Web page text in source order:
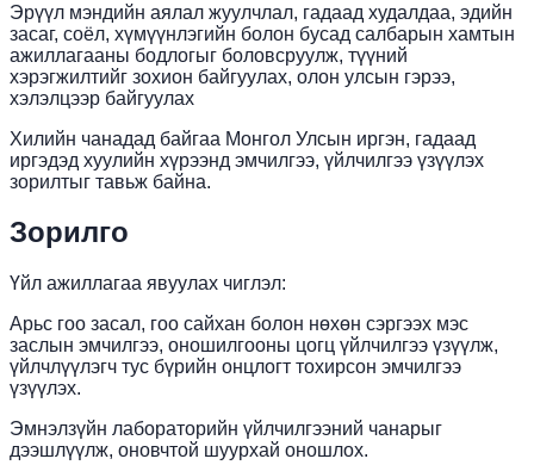
Эрүүл мэндийн аялал жуулчлал, гадаад худалдаа, эдийн
засаг, соёл, хүмүүнлэгийн болон бусад салбарын хамтын
ажиллагааны бодлогыг боловсруулж, түүний
хэрэгжилтийг зохион байгуулах, олон улсын гэрээ,
хэлэлцээр байгуулах
Хилийн чанадад байгаа Монгол Улсын иргэн, гадаад
иргэдэд хуулийн хүрээнд эмчилгээ, үйлчилгээ үзүүлэх
зорилтыг тавьж байна.
Зорилго
Үйл ажиллагаа явуулах чиглэл:
Арьс гоо засал, гоо сайхан болон нөхөн сэргээх мэс
заслын эмчилгээ, оношилгооны цогц үйлчилгээ үзүүлж,
үйлчлүүлэгч тус бүрийн онцлогт тохирсон эмчилгээ
үзүүлэх.
Эмнэлзүйн лабораторийн үйлчилгээний чанарыг
дээшлүүлж, оновчтой шуурхай оношлох.